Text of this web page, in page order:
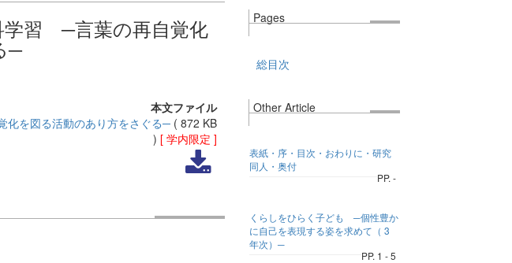
学習 ─言葉の再自覚化
─
本文ファイル
を図る活動のあり方をさぐる─ (872 KB
)[ 学内限定 ]
Pages
総目次
Other Article
表紙・序・目次・おわりに・研究
同人・奥付
PP. -
くらしをひらく子ども ─個性豊か
に自己を表現する姿を求めて（ 3
年次）─
PP. 1 - 5